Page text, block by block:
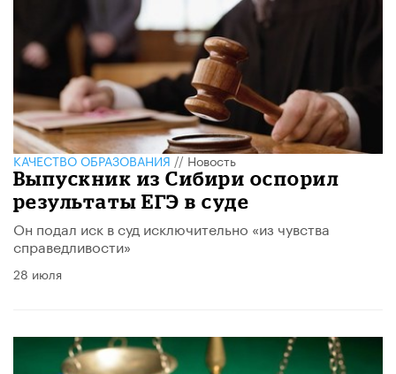
КАЧЕСТВО ОБРАЗОВАНИЯ//Новость
Выпускник из Сибири оспорил
результаты ЕГЭ в суде
Он подал иск в суд исключительно «из чувства
справедливости»
28 июля